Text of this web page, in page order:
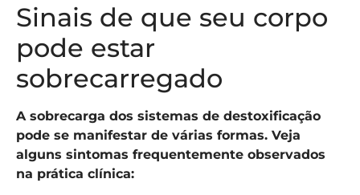
Sinais de que seu corpo
pode estar
sobrecarregado
A sobrecarga dos sistemas de destoxificação
pode se manifestar de várias formas. Veja
alguns sintomas frequentemente observados
na prática clínica: